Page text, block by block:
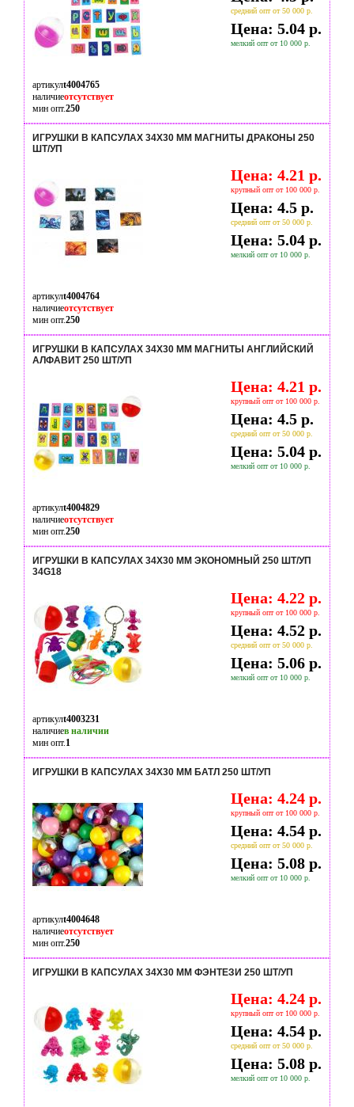
средний опт от 50 000 р.
Цена: 5.04 р.
мелкий опт от 10 000 р.
артикулt4004765
наличиеотсутствует
мин опт.250
ИГРУШКИ В КАПСУЛАХ 34Х30 ММ МАГНИТЫ ДРАКОНЫ 250
ШТ/УП
Цена: 4.21 р.
крупный опт от 100 000 р.
Цена: 4.5 р.
средний опт от 50 000 р.
Цена: 5.04 р.
мелкий опт от 10 000 р.
артикулt4004764
наличиеотсутствует
мин опт.250
ИГРУШКИ В КАПСУЛАХ 34Х30 ММ МАГНИТЫ АНГЛИЙСКИЙ
АЛФАВИТ 250 ШТ/УП
Цена: 4.21 р.
крупный опт от 100 000 р.
Цена: 4.5 р.
средний опт от 50 000 р.
Цена: 5.04 р.
мелкий опт от 10 000 р.
артикулt4004829
наличиеотсутствует
мин опт.250
ИГРУШКИ В КАПСУЛАХ 34Х30 ММ ЭКОНОМНЫЙ 250 ШТ/УП
34G18
Цена: 4.22 р.
крупный опт от 100 000 р.
Цена: 4.52 р.
средний опт от 50 000 р.
Цена: 5.06 р.
мелкий опт от 10 000 р.
артикулt4003231
наличиев наличии
мин опт.1
ИГРУШКИ В КАПСУЛАХ 34Х30 ММ БАТЛ 250 ШТ/УП
Цена: 4.24 р.
крупный опт от 100 000 р.
Цена: 4.54 р.
средний опт от 50 000 р.
Цена: 5.08 р.
мелкий опт от 10 000 р.
артикулt4004648
наличиеотсутствует
мин опт.250
ИГРУШКИ В КАПСУЛАХ 34Х30 ММ ФЭНТЕЗИ 250 ШТ/УП
Цена: 4.24 р.
крупный опт от 100 000 р.
Цена: 4.54 р.
средний опт от 50 000 р.
Цена: 5.08 р.
мелкий опт от 10 000 р.